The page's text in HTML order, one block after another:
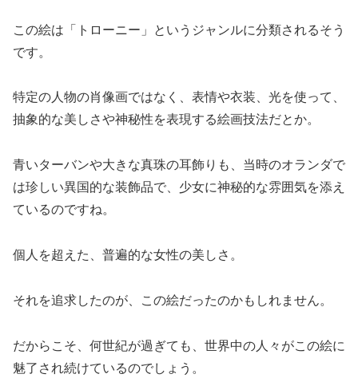
この絵は「トローニー」というジャンルに分類されるそう
です。
特定の人物の肖像画ではなく、表情や衣装、光を使って、
抽象的な美しさや神秘性を表現する絵画技法だとか。
青いターバンや大きな真珠の耳飾りも、当時のオランダで
は珍しい異国的な装飾品で、少女に神秘的な雰囲気を添え
ているのですね。
個人を超えた、普遍的な女性の美しさ。
それを追求したのが、この絵だったのかもしれません。
だからこそ、何世紀が過ぎても、世界中の人々がこの絵に
魅了され続けているのでしょう。